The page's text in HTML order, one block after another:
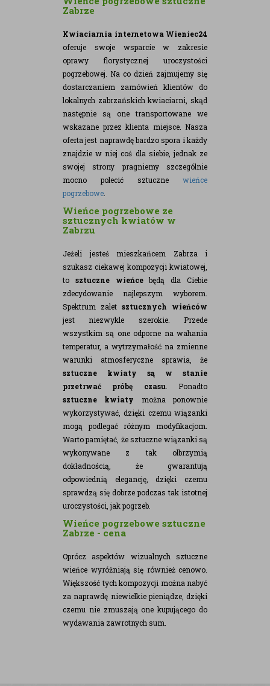
Zabrze
Kwiaciarnia internetowa Wieniec24
oferuje swoje wsparcie w zakresie
oprawy florystycznej uroczystości
pogrzebowej. Na co dzień zajmujemy się
dostarczaniem zamówień klientów do
lokalnych zabrzańskich kwiaciarni, skąd
następnie są one transportowane we
wskazane przez klienta miejsce. Nasza
oferta jest naprawdę bardzo spora i każdy
znajdzie w niej coś dla siebie, jednak ze
swojej strony pragniemy szczególnie
mocno polecić sztuczne wieńce
pogrzebowe
Wieńce pogrzebowe ze
sztucznych kwiatów w
Zabrzu
Jeżeli jesteś mieszkańcem Zabrza i
szukasz ciekawej kompozycji kwiatowej,
to sztuczne wieńcebędą dla Ciebie
zdecydowanie najlepszym wyborem.
Spektrum zalet sztucznych wieńców
jest niezwykle szerokie. Przede
wszystkim są one odporne na wahania
temperatur, a wytrzymałość na zmienne
warunki atmosferyczne sprawia, że
sztuczne kwiaty są w stanie
przetrwać próbę czasu. Ponadto
sztuczne kwiaty można ponownie
wykorzystywać, dzięki czemu wiązanki
mogą podlegać różnym modyfikacjom.
Warto pamiętać, że sztuczne wiązanki są
wykonywane z tak olbrzymią
dokładnością, że gwarantują
odpowiednią elegancję, dzięki czemu
sprawdzą się dobrze podczas tak istotnej
uroczystości, jak pogrzeb.
Wieńce pogrzebowe sztuczne
Zabrze - cena
Oprócz aspektów wizualnych sztuczne
wieńce wyróżniają się również cenowo.
Większość tych kompozycji można nabyć
za naprawdę niewielkie pieniądze, dzięki
czemu nie zmuszają one kupującego do
wydawania zawrotnych sum.